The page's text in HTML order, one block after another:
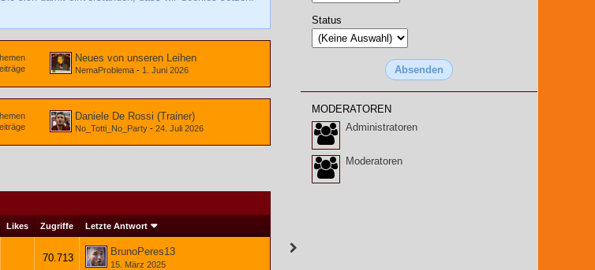
Neues von unseren Leihen
NemaProblema- 1. Juni 2026
Daniele De Rossi (Trainer)
No_Totti_No_Party- 24. Juli 2026
Likes Zugriffe Letzte Antwort
70.713
BrunoPeres13
15. März 2025
Status
MODERATOREN
Administratoren
Moderatoren